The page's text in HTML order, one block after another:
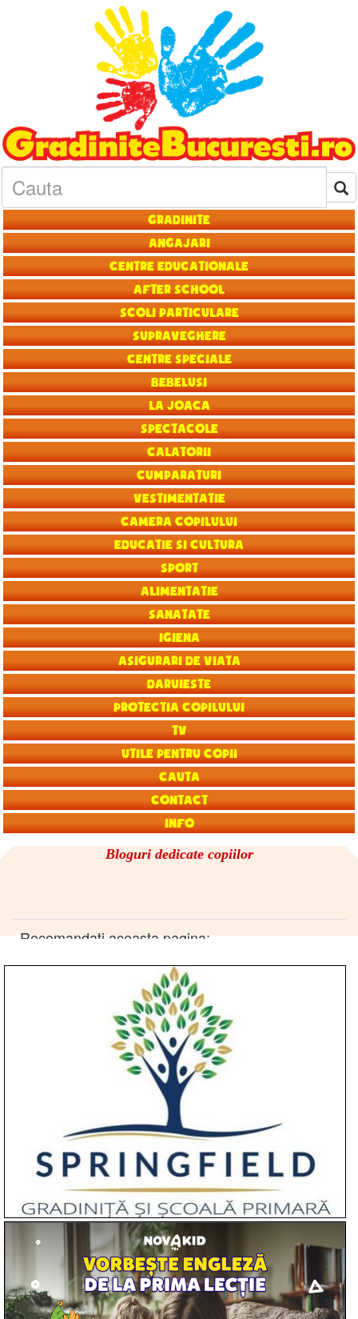
Gradinite
Angajari
Centre educationale
After School
Scoli particulare
Supraveghere
Centre speciale
Bebelusi
La joaca
Spectacole
Calatorii
Cumparaturi
Vestimentatie
Camera copilului
Educatie si Cultura
Sport
Alimentatie
Sanatate
Igiena
Asigurari de viata
Daruieste
Protectia copilului
TV
Utile pentru copii
Cauta
Contact
Info
Bloguri dedicate copiilor
Recomandati aceasta pagina: